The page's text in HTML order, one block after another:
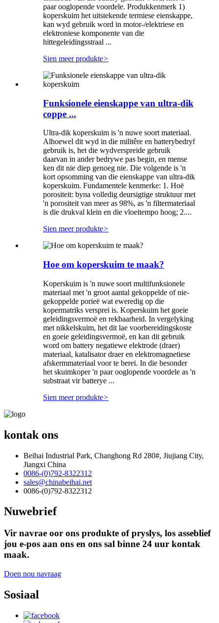
paar ooglopende voordele. Produkkenmerk 1)
koperskuim het uitstekende termiese eienskappe,
kan wyd gebruik word in motor-/elektriese en
elektroniese komponente van die
hittegeleidingsstraal ...
Sien meer produkte>
Funksionele eienskappe van ultra-dik
coppe ...
Ultra-dik koperskuim is 'n nuwe soort materiaal.
Alhoewel dit wyd in die militêre en batterybedryf
gebruik is, het die wydverspreide gebruik
daarvan in ander bedrywe pas begin, en mense
ken dit nie diep genoeg nie. Die volgende is 'n
kort opsomming van die eienskappe van ultra-dik
koperskuim. Fundamentele kenmerke: 1. Hoë
porositeit: byna volledig deursigtige struktuur met
'n porositeit van meer as 98%, as 'n filtermateriaal
is die drukval klein en die vloeitempo hoog; 2....
Sien meer produkte>
Hoe om koperskuim te maak?
Koperskuim is 'n nuwe soort multifunksionele
materiaal met 'n groot aantal gekoppelde of nie-
gekoppelde porieë wat eweredig op die
kopermatriks versprei is. Koperskuim het goeie
geleidingsvermoë en rekbaarheid. In vergelyking
met nikkelskuim, het dit lae voorbereidingskoste
en goeie geleidingsvermoë, en kan dit gebruik
word om battery negatiewe elektrode (draer)
materiaal, katalisator draer en elektromagnetiese
afskermmateriaal voor te berei. In die besonder
het skuimkoper 'n paar ooglopende voordele as 'n
substraat vir batterye ...
Sien meer produkte>
kontak ons
Beihai Industrial Park, Changhong Rd 280#, Jiujiang City,
Jiangxi China
0086-(0)792-8322312
sales@chinabeihai.net
0086-(0)792-8322312
Nuwebrief
Vir navrae oor ons produkte of pryslys, los asseblief
jou e-pos aan ons en ons sal binne 24 uur kontak
maak.
Doen nou navraag
Sosiaal